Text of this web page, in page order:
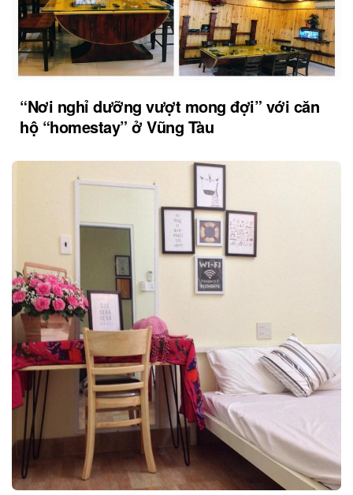
“Nơi nghỉ dưỡng vượt mong đợi” với căn
hộ “homestay” ở Vũng Tàu